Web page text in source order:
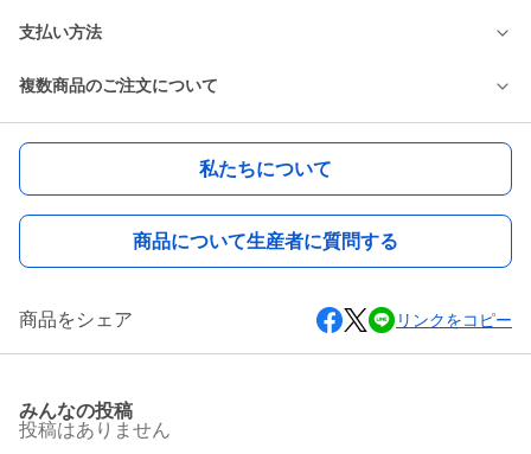
支払い方法
複数商品のご注文について
私たちについて
商品について生産者に質問する
商品をシェア リンクをコピー
みんなの投稿
投稿はありません